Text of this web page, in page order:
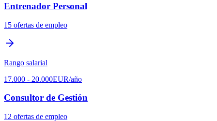
Entrenador Personal
15 ofertas de empleo
Rango salarial
17.000 - 20.000EUR/año
Consultor de Gestión
12 ofertas de empleo